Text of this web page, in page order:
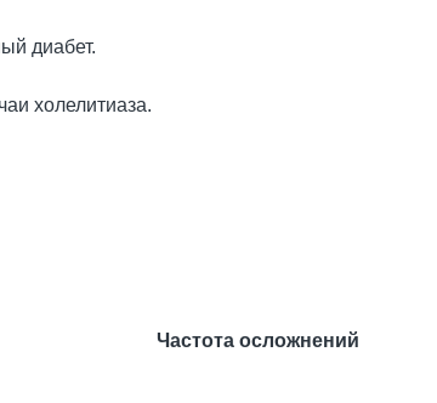
диабет.
холелитиаза.
Частота осложнений